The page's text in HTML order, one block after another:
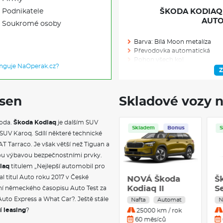
Podnikatele
Soukromé osoby
NaOperak.cz?
ŠKODA KODIAQ
Barva: Bílá Moon metalíza
Převodovka automatická
Pohon všech kol
Skladem: 1
Ve výrobě: 0
VÝBAVA NAD
Panoramatický kamerový
Adaptivní vedení v jízdním
nouzový asistent
Proaktivní ochrana cestujících
Automatické parkování s
Škoda Kodiaq je dalším SUV
Karoq. Sdílí některé technické
Tarraco. Je však větší než Tiguan a
výbavou bezpečnostními prvky.
titulem „Nejlepší automobil pro
titul Auto roku 2017 v České
německého časopisu Auto Test za
Express a What Car?. Ještě stále
leasing?
Skladové vozy
Skladem Servis
Škoda Kodiaq
Sportline 2.0
TDI 142 kW
Nafta 4x4
Automatická
Nafta Automat
15000 km / rok
36 měsíců